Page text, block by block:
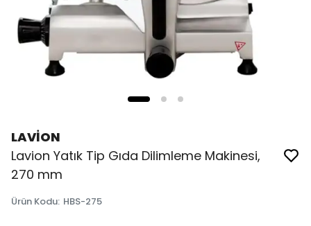
LAVİON
Lavion Yatık Tip Gıda Dilimleme Makinesi,
270 mm
Ürün Kodu: HBS-275